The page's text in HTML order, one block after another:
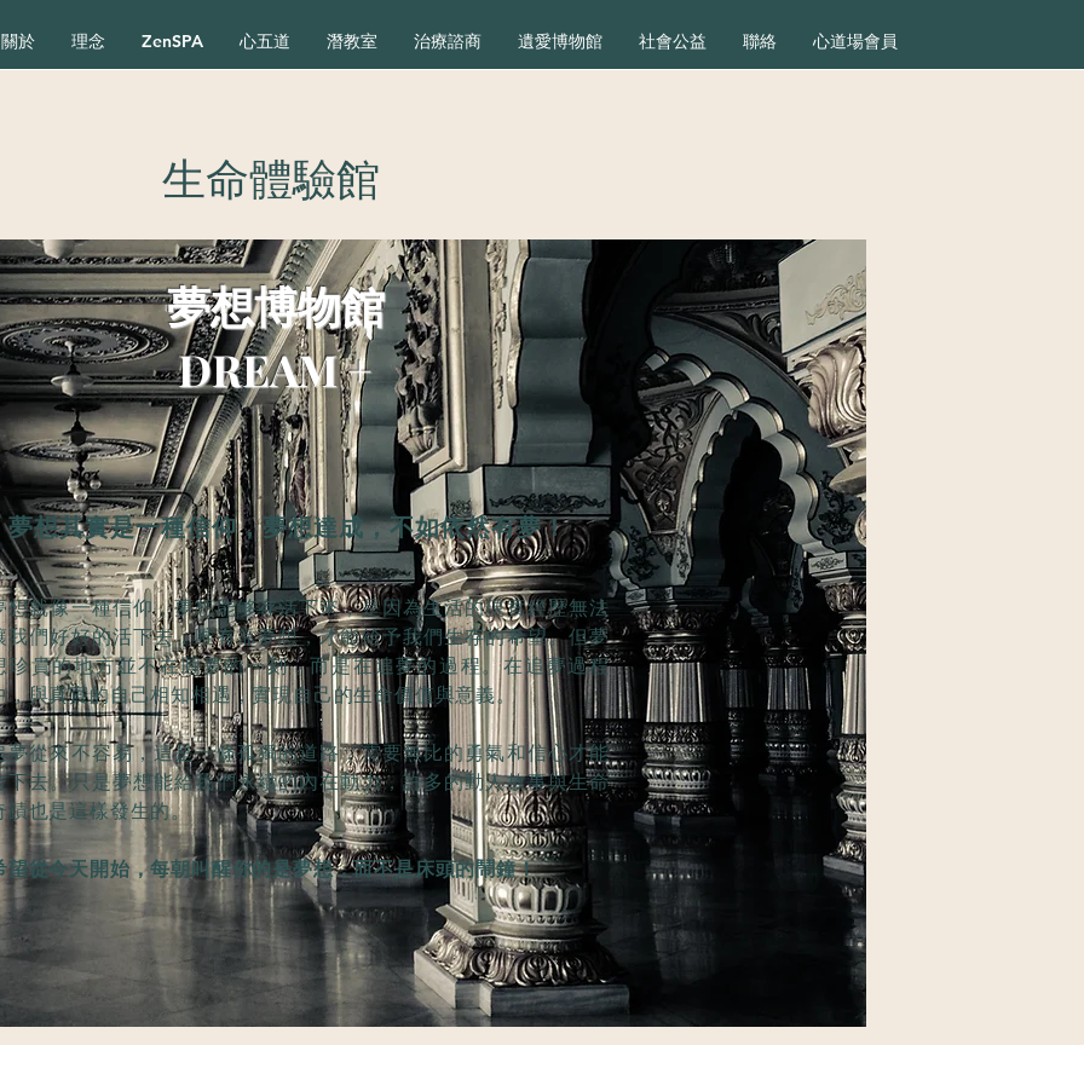
關於 理念 ZenSPA 心五道 潛教室 治療諮商 遺愛博物館 社會公益 聯絡 心道場會員
生命體驗館
夢想博物館
DREAM +
夢想其實是一種信仰，夢想達成，不如依然有夢！
想就像一種信仰，夢想能够存活下來，是因為生活的現實經歷無法
我們好好的活下去，唯有靠夢想，才能給予我們生存的希望。但夢
珍貴的地方並不在圓夢的一刻，而是在追夢的過程。在追夢過程
，與真實的自己相知相遇，實現自己的生命價值與意義。
夢從來不容易，這是一條孤獨的道路，需要無比的勇氣和信心才能
下去。只是夢想能給我們永續的內在動力，許多的動人故事與生命
蹟也是這樣發生的。
望從今天開始，每朝叫醒你的是夢想，而不是床頭的鬧鐘！